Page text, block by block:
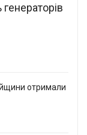
отримали